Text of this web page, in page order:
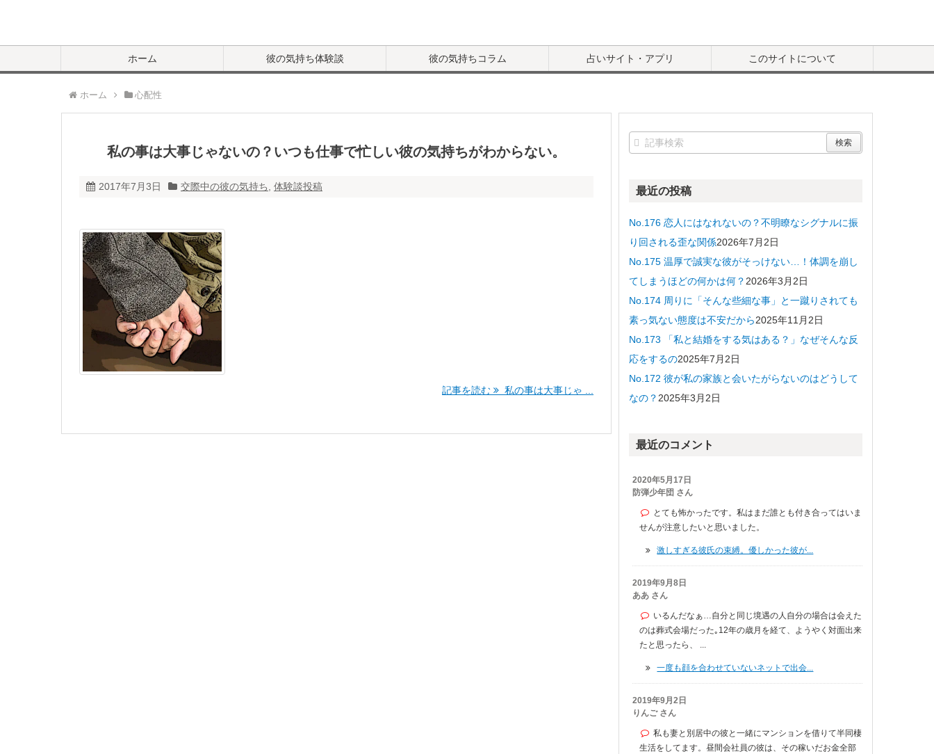
ホーム 彼の気持ち体験談 彼の気持ちコラム 占いサイト・アプリ このサイトについて
ホーム 心配性
私の事は大事じゃないの？いつも仕事で忙しい彼の気持ちがわからない。
2017年7月3日 交際中の彼の気持ち 体験談投稿
記事を読む 私の事は大事じゃ ...
最近の投稿
No.176 恋人にはなれないの？不明瞭なシグナルに振
り回される歪な関係2026年7月2日
No.175 温厚で誠実な彼がそっけない…！体調を崩し
てしまうほどの何かは何？ 2026年3月2日
No.174 周りに「そんな些細な事」と一蹴りされても
素っ気ない態度は不安だから2025年11月2日
No.173 「私と結婚をする気はある？」なぜそんな反
応をするの2025年7月2日
No.172 彼が私の家族と会いたがらないのはどうして
なの？ 2025年3月2日
最近のコメント
2020年5月17日
防弾少年団 さん
とても怖かったです。私はまだ誰とも付き合ってはいま
せんが注意したいと思いました。
激しすぎる彼氏の束縛。優しかった彼が...
2019年9月8日
ああ さん
いるんだなぁ…自分と同じ境遇の人自分の場合は会えた
のは葬式会場だった｡12年の歳月を経て、ようやく対面出来
たと思ったら、 ...
一度も顔を合わせていないネットで出会...
2019年9月2日
りんご さん
私も妻と別居中の彼と一緒にマンションを借りて半同棲
生活をしてます。昼間会社員の彼は、その稼いだお金全部